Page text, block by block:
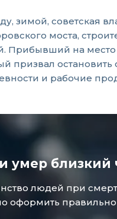
зимой, советская
моста,
Прибывший на место
призвал
и рабочие
умер близкий
людей при смерти
оформить правильно